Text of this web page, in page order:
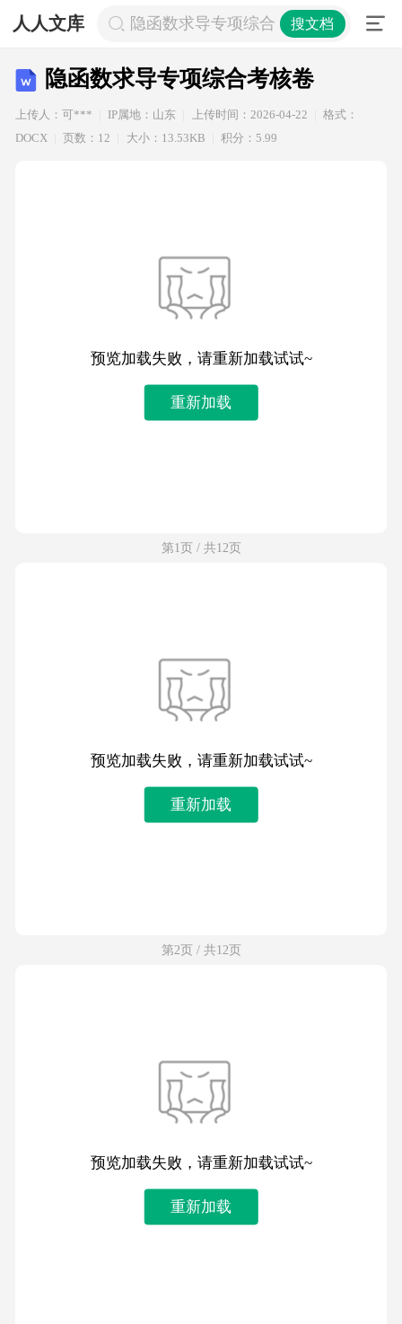
人人文库 隐函数求导专项综合考核卷
搜文档
隐函数求导专项综合考核卷
上传人：可*** IP属地：山东 上传时间：2026-04-22
格式：
DOCX
页数：12 大小：13.53KB 积分：5.99
预览加载失败，请重新加载试试~
重新加载
第1页 / 共12页
预览加载失败，请重新加载试试~
重新加载
第2页 / 共12页
预览加载失败，请重新加载试试~
重新加载